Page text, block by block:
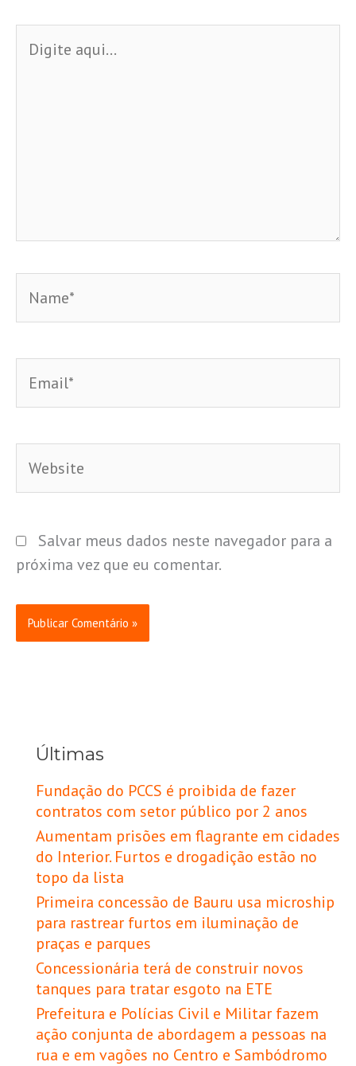
aqui...
Salvar meus dados neste navegador para a
próxima vez que eu comentar.
Últimas
Fundação do PCCS é proibida de fazer
contratos com setor público por 2 anos
Aumentam prisões em flagrante em cidades
do Interior. Furtos e drogadição estão no
topo da lista
Primeira concessão de Bauru usa microship
para rastrear furtos em iluminação de
praças e parques
Concessionária terá de construir novos
tanques para tratar esgoto na ETE
Prefeitura e Polícias Civil e Militar fazem
ação conjunta de abordagem a pessoas na
rua e em vagões no Centro e Sambódromo